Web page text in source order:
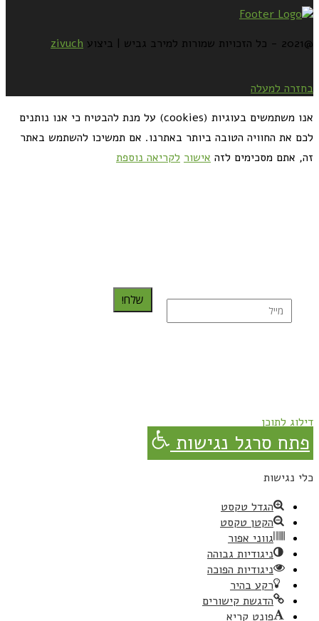
@2021 - כל הזכויות שמורות למירב גביש | ביצוע zivuch
בחזרה למעלה
אנו משתמשים בעוגיות (cookies) על מנת להבטיח כי אנו נותנים
לכם את החוויה הטובה ביותר באתרנו. אם תמשיכו להשתמש באתר
זה, אתם מסכימים לזה אישור לקריאה נוספת
שלח!
דילוג לתוכן
פתח סרגל נגישות
כלי נגישות
הגדל טקסט
הקטן טקסט
גווני אפור
ניגודיות גבוהה
ניגודיות הפוכה
רקע בהיר
הדגשת קישורים
פונט קריא